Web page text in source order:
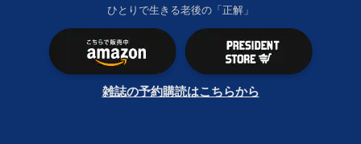
ひとりで生きる老後の「正解」
雑誌の予約購読はこちらから